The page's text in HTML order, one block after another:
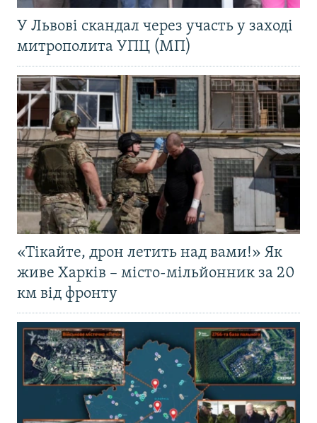
У Львові скандал через участь у заході
митрополита УПЦ (МП)
«Тікайте, дрон летить над вами!» Як
живе Харків – місто-мільйонник за 20
км від фронту